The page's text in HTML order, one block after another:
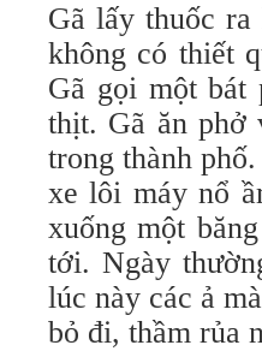
Gã lấy thuốc
không có thiết
Gã gọi một bát
thịt. Gã ăn phở
trong thành
xe lôi máy nổ
xuống một
tới. Ngày
lúc này các ả
bỏ đi, thầm rủa